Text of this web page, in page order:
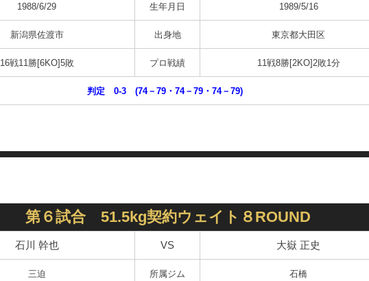
1988/6/29 生年月日 1989/5/16
新潟県佐渡市 出身地 東京都大田区
16戦11勝[6KO]5敗 プロ戦績 11戦8勝[2KO]2敗1分
判定 0-3 (74－79・74－79・74－79)
第６試合 51.5kg契約ウェイト８ROUND
石川 幹也 VS 大嶽 正史
三迫 所属ジム 石橋